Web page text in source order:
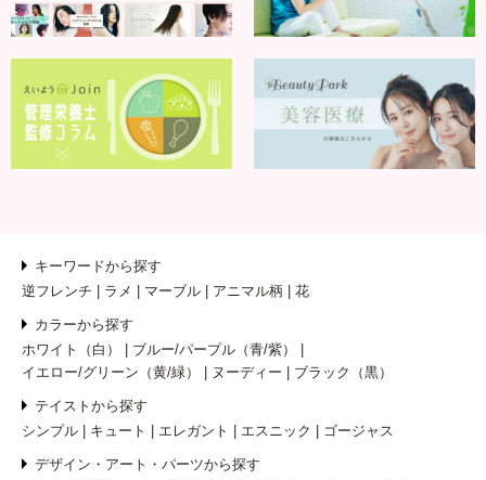
キーワードから探す
逆フレンチ
ラメ マーブル アニマル柄 花
カラーから探す
ホワイト（白）
ブルー/パープル（青/紫）
イエロー/グリーン（黄/緑）
ヌーディー ブラック（黒）
テイストから探す
シンプル
キュート エレガント エスニック ゴージャス
デザイン・アート・パーツから探す